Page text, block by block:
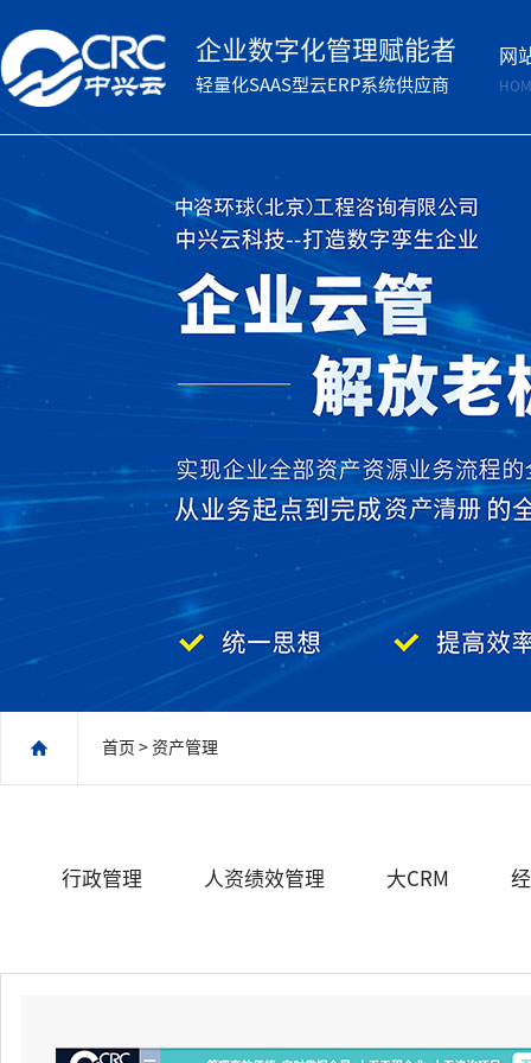
企业数字化管理赋能者
轻量化SAAS型云ERP系统供应商
网
首页 > 资产管理
行政管理 人资绩效管理 大CRM